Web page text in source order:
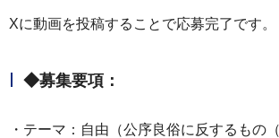
Xに動画を投稿することで応募完了です。
◆募集要項：
・テーマ：自由（公序良俗に反するもの